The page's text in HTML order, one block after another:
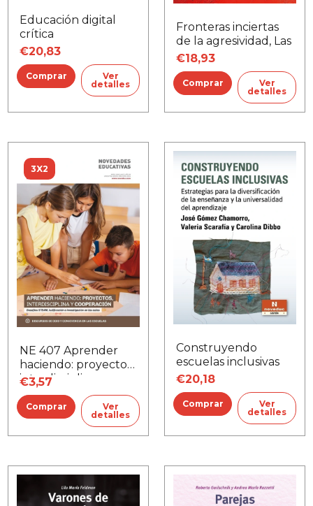
Educación digital
crítica
€20,83
Ver
detalles
Fronteras inciertas
de la agresividad, Las
€18,93
Ver
detalles
3X2
NE 407 Aprender
haciendo: proyectos,
interdisciplina y
cooperación
€3,57
Ver
detalles
Construyendo
escuelas inclusivas
€20,18
Ver
detalles